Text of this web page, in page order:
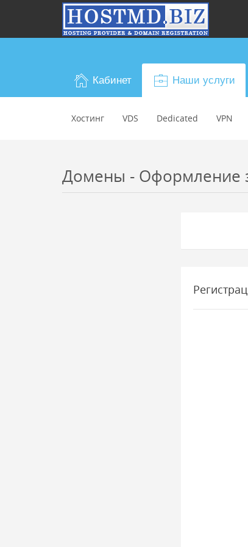
Кабинет Наши услуги
Хостинг VDS Dedicated VPN
Домены - Оформление